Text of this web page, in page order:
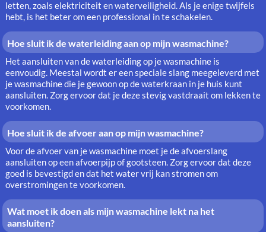
letten, zoals elektriciteit en waterveiligheid. Als je enige twijfels
hebt, is het beter om een professional in te schakelen.
Hoe sluit ik de waterleiding aan op mijn wasmachine?
Het aansluiten van de waterleiding op je wasmachine is
eenvoudig. Meestal wordt er een speciale slang meegeleverd met
je wasmachine die je gewoon op de waterkraan in je huis kunt
aansluiten. Zorg ervoor dat je deze stevig vastdraait om lekken te
voorkomen.
Hoe sluit ik de afvoer aan op mijn wasmachine?
Voor de afvoer van je wasmachine moet je de afvoerslang
aansluiten op een afvoerpijp of gootsteen. Zorg ervoor dat deze
goed is bevestigd en dat het water vrij kan stromen om
overstromingen te voorkomen.
Wat moet ik doen als mijn wasmachine lekt na het
aansluiten?